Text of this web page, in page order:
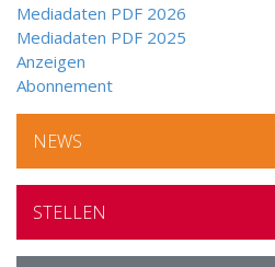
Mediadaten PDF 2026
Mediadaten PDF 2025
Anzeigen
Abonnement
NEWS
STELLEN